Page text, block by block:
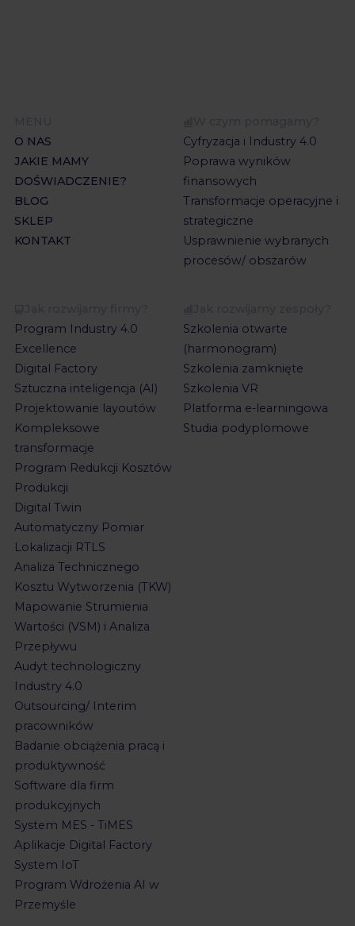
O NAS
JAKIE MAMY
DOŚWIADCZENIE?
BLOG
SKLEP
KONTAKT
Cyfryzacja i Industry 4.0
Poprawa wyników
finansowych
Transformacje operacyjne i
strategiczne
Usprawnienie wybranych
procesów/ obszarów
Program Industry 4.0
Excellence
Digital Factory
Sztuczna inteligencja (AI)
Projektowanie layoutów
Kompleksowe
transformacje
Program Redukcji Kosztów
Produkcji
Digital Twin
Automatyczny Pomiar
Lokalizacji RTLS
Analiza Technicznego
Kosztu Wytworzenia (TKW)
Mapowanie Strumienia
Wartości (VSM) i Analiza
Przepływu
Audyt technologiczny
Industry 4.0
Outsourcing/ Interim
pracowników
Badanie obciążenia pracą i
produktywność
Software dla firm
produkcyjnych
System MES - TiMES
Aplikacje Digital Factory
System IoT
Program Wdrożenia AI w
Przemyśle
Szkolenia otwarte
(harmonogram)
Szkolenia zamknięte
Szkolenia VR
Platforma e-learningowa
Studia podyplomowe